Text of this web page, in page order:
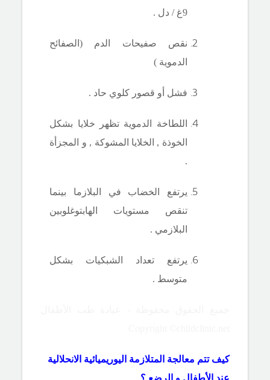
9غ
/ دل .
نقص صفيحات الدم (الصفائح
الدموية )
فشل أو قصور كلوي حاد .
اللطاخة الدموية تظهر خلايا بشكل
الخوذة , الخلايا المشوكة , و المجزأة
.
يرتفع الخضاب في البلازما بينما
تنقص مستويات الهابتوغلوبين
البلازمي .
يرتفع تعداد الشبكيات بشكل
متوسط .
كيف تتم معالجة المتلازمة اليوريميائية الانحلالية